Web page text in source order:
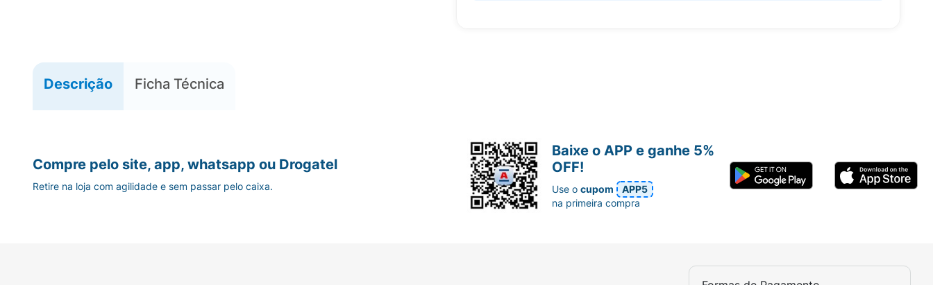
Descrição Ficha Técnica
Compre pelo site, app, whatsapp ou Drogatel
Retire na loja com agilidade e sem passar pelo caixa.
Baixe o APP e ganhe 5%
OFF!
Use ocupom
APP5
na primeira compra